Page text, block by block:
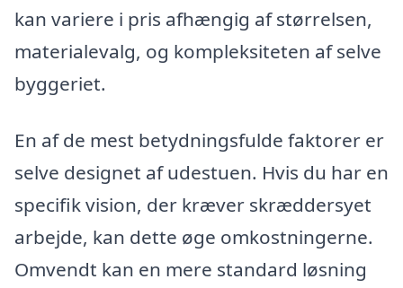
kan variere i pris afhængig af størrelsen,
materialevalg, og kompleksiteten af selve
byggeriet.
En af de mest betydningsfulde faktorer er
selve designet af udestuen. Hvis du har en
specifik vision, der kræver skræddersyet
arbejde, kan dette øge omkostningerne.
Omvendt kan en mere standard løsning